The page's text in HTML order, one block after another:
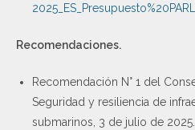
Recomendaciones.
Recomendación N° 1 del
Seguridad y resiliencia de
submarinos, 3 de julio de 2025.